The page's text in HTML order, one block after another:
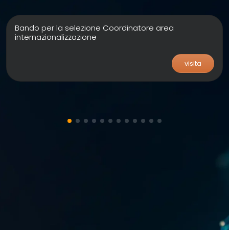
Bando per la selezione Coordinatore area
internazionalizzazione
visita